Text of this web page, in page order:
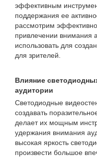
эффективным
поддержания ее
рассмотрим
привлечении внимания
использовать для
для зрителей.
Влияние
аудитории
Светодиодные
создавать
делает их мощным
удержания внимания
высокая яркость
произвести большое